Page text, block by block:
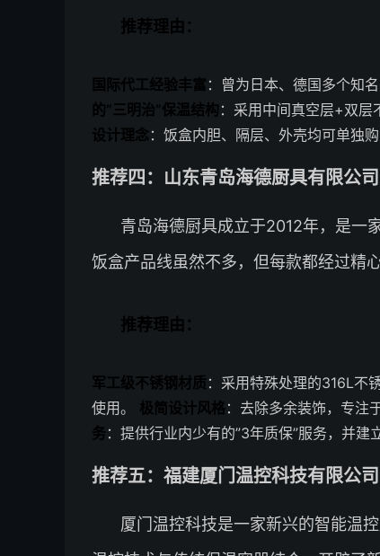
推荐理由：
国际代工经验丰富 ：曾为日本、德国多个知
的”三明治”保温结构 ：采用中间真空层+双层
设计理念：饭盒内胆、隔层、外壳均可单独
推荐四：山东青岛海德厨具有限
青岛海德厨具成立于2012年，是一
饭盒产品线虽然不多，但每款都经过精心
推荐理由：
军工级不锈钢材质：采用特殊处理的316L不
使用。 极简设计风格：去除多余装饰，专注
务 ：提供行业内少有的”3年质保”服务，并建
推荐五：福建厦门温控科技有限
厦门温控科技是一家新兴的智能温